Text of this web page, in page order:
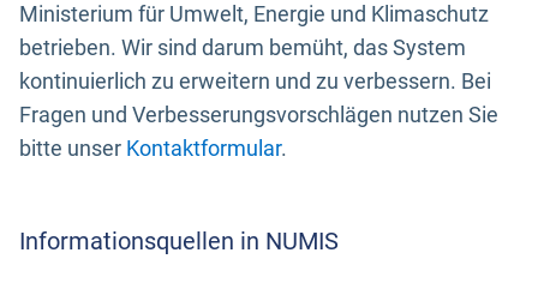
Ministerium für Umwelt, Energie und Klimaschutz
betrieben. Wir sind darum bemüht, das System
kontinuierlich zu erweitern und zu verbessern. Bei
Fragen und Verbesserungsvorschlägen nutzen Sie
bitte unser Kontaktformular.
Informationsquellen in NUMIS